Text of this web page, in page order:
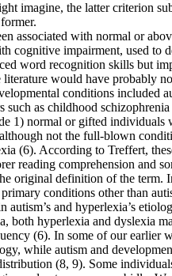
imagine, the latter criterion
associated with normal or
cognitive impairment, used to
word recognition skills but
would have probably
conditions included
such as childhood
1) normal or gifted individuals
not the full-blown
(6). According to Treffert,
reading comprehension and
original definition of the term.
conditions other than
and hyperlexia’s
both hyperlexia and dyslexia
(6). In some of our earlier
while autism and
(8, 9). Some